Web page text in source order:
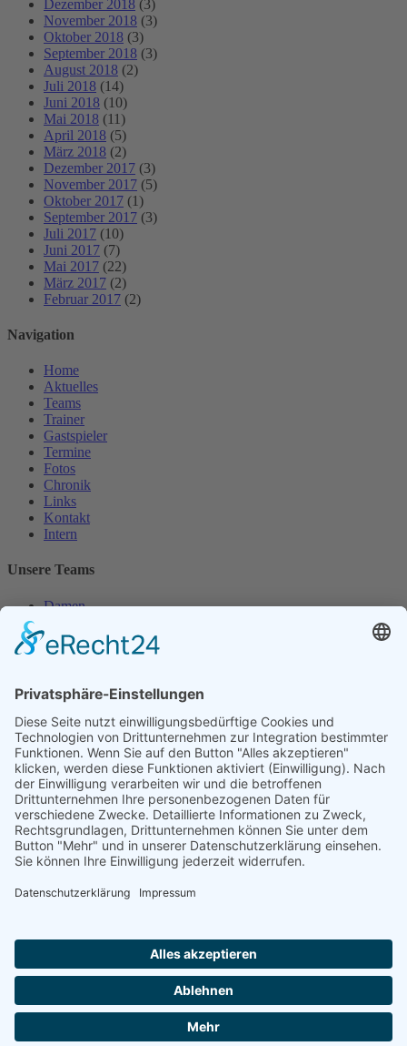
Dezember 2018 (3)
November 2018 (3)
Oktober 2018 (3)
September 2018 (3)
August 2018 (2)
Juli 2018 (14)
Juni 2018 (10)
Mai 2018 (11)
April 2018 (5)
März 2018 (2)
Dezember 2017 (3)
November 2017 (5)
Oktober 2017 (1)
September 2017 (3)
Juli 2017 (10)
Juni 2017 (7)
Mai 2017 (22)
März 2017 (2)
Februar 2017 (2)
Navigation
Home
Aktuelles
Teams
Trainer
Gastspieler
Termine
Fotos
Chronik
Links
Kontakt
Intern
Unsere Teams
Damen
Herren
Herren 30
Unsere Jugend
Midcourt
Bambini
Juniorinnen 18
Knaben 15
Follow us
Facebook
RSS
Formulare
Aufnahmeantrag online
Aufnahmeantrag (PDF)